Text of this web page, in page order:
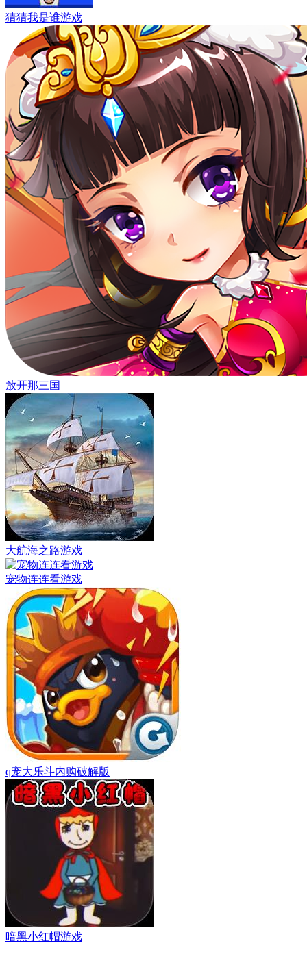
猜猜我是谁游戏
放开那三国
大航海之路游戏
宠物连连看游戏
q宠大乐斗内购破解版
暗黑小红帽游戏